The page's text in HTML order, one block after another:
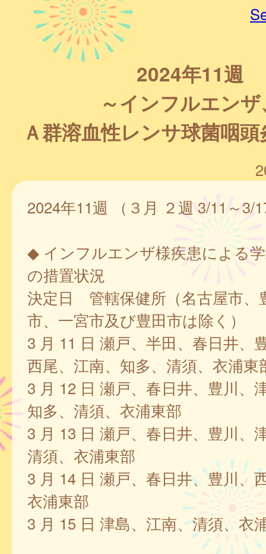
2024年11週
～インフルエン
Ａ群溶血性レンサ球菌咽
2024年11週 （３月 ２週 3/11～3/
◆ インフルエンザ様疾患による
の措置状況
決定日 管轄保健所（名古屋市、
市、一宮市及び豊田市は除く）
3 月 11 日 瀬戸、半田、春日井、
西尾、江南、知多、清須、衣浦東
3 月 12 日 瀬戸、春日井、豊川、
知多、清須、衣浦東部
3 月 13 日 瀬戸、春日井、豊川、
清須、衣浦東部
3 月 14 日 瀬戸、春日井、豊川、
衣浦東部
3 月 15 日 津島、江南、清須、衣